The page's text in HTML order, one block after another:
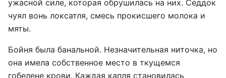
ужасной силе, которая обрушилась на них. Седдок
чуял вонь локсатля, смесь прокисшего молока и
мяты.
Бойня была банальной. Незначительная ниточка, но
она имела собственное место в ткущемся
гобелене крови. Каждая капля становилась